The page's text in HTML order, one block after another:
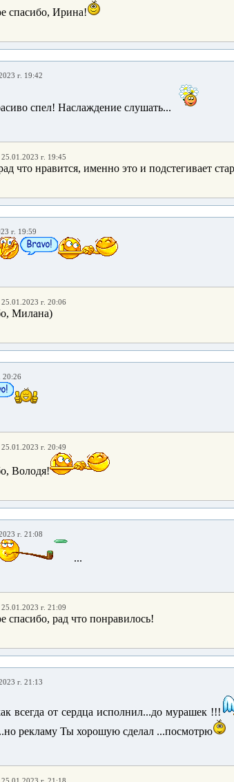
спасибо, Ирина!
г. 19:42
спел! Наслаждение слушать...
25.01.2023 г. 19:45
что нравится, именно это и подстегивает
г. 19:59
25.01.2023 г. 20:06
Милана)
20:26
25.01.2023 г. 20:49
Володя!
г. 21:08
...
25.01.2023 г. 21:09
спасибо, рад что понравилось!
г. 21:13
всегда от сердца исполнил...до мурашек !!!
рекламу Ты хорошую сделал ...посмотрю